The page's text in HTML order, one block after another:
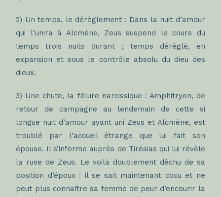
2) Un temps, le dérèglement : Dans la nuit d’amour
qui l’unira à Alcmène, Zeus suspend le cours du
temps trois nuits durant ; temps déréglé, en
expansion et sous le contrôle absolu du dieu des
dieux.
3) Une chute, la fêlure narcissique : Amphitryon, de
retour de campagne au lendemain de cette si
longue nuit d’amour ayant uni Zeus et Alcmène, est
troublé par l’accueil étrange que lui fait son
épouse. Il s’informe auprès de Tirésias qui lui révèle
la ruse de Zeus. Le voilà doublement déchu de sa
position d’époux : il se sait maintenant cocu et ne
peut plus connaître sa femme de peur d’encourir la